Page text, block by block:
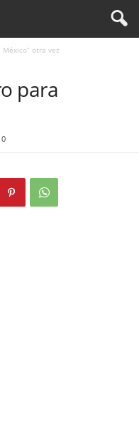
México” otra vez
para
0